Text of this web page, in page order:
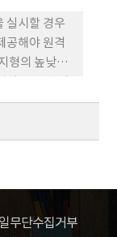
와 같은 문제
정협의회의
, 지방자치단
분과 관련된
실시할 경우
공해야 원격
형의 높낮이
형인식은 멀
전후의 품질
종에서 필요한
을 측정해 접
어 접촉위치
무단수집거부